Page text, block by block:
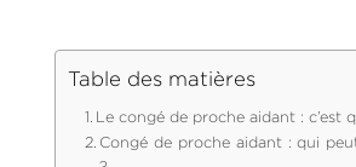
Table des matières
Le congé de proche aidant : c’est
Congé de proche aidant : qui